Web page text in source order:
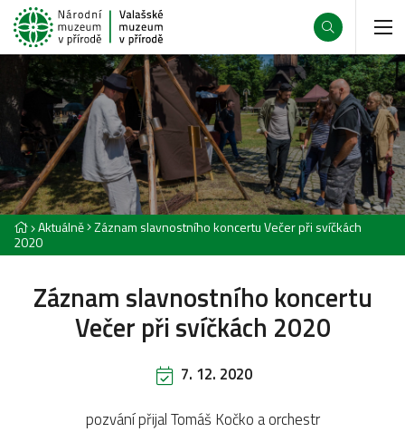
Aktuálně Záznam slavnostního koncertu Večer při svíčkách
2020
Záznam slavnostního koncertu
Večer při svíčkách 2020
7. 12. 2020
pozvání přijal Tomáš Kočko a orchestr